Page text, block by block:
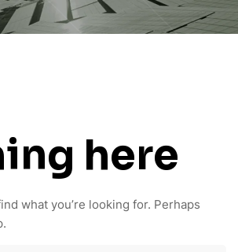
here
what you’re looking for. Perhaps